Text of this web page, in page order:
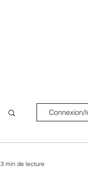
Connexion/
3 min de lecture